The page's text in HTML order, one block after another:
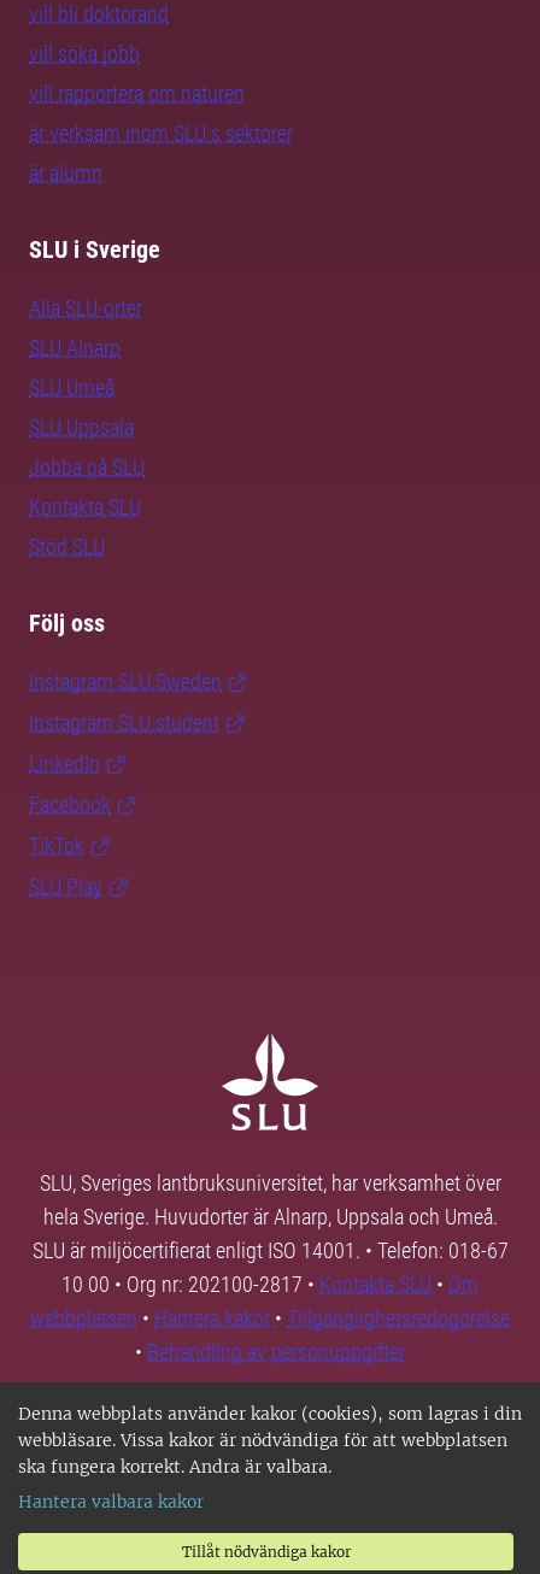
Denna webbplats använder kakor (cookies), som lagras i din
webbläsare. Vissa kakor är nödvändiga för att webbplatsen
ska fungera korrekt. Andra är valbara.
Hantera valbara kakor
Tillåt nödvändiga kakor
vill bli doktorand
vill söka jobb
vill rapportera om naturen
är verksam inom SLU:s sektorer
är alumn
SLU i Sverige
Alla SLU-orter
SLU Alnarp
SLU Umeå
SLU Uppsala
Jobba på SLU
Kontakta SLU
Stöd SLU
Följ oss
Instagram SLU.Sweden
Instagram SLU.student
LinkedIn
Facebook
TikTok
SLU Play
SLU, Sveriges lantbruksuniversitet, har verksamhet över
hela Sverige. Huvudorter är Alnarp, Uppsala och Umeå.
SLU är miljöcertifierat enligt ISO 14001. • Telefon: 018-67
10 00 • Org nr: 202100-2817 • Kontakta SLU • Om
webbplatsen • Hantera kakor • Tillgänglighetsredogörelse
• Behandling av personuppgifter